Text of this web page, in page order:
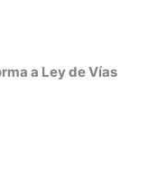
a Ley de Vías